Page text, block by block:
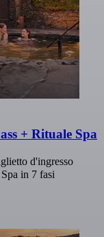
+ Rituale Spa
d'ingresso
in 7 fasi